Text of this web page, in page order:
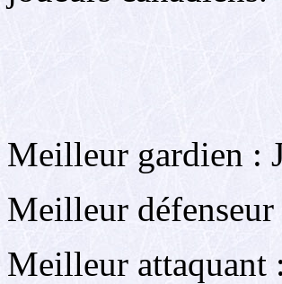
Meilleur gardien :
Meilleur
Meilleur attaquant